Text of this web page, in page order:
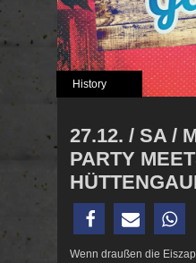
History
27.12. / SA /
PARTY
Wenn draußen die